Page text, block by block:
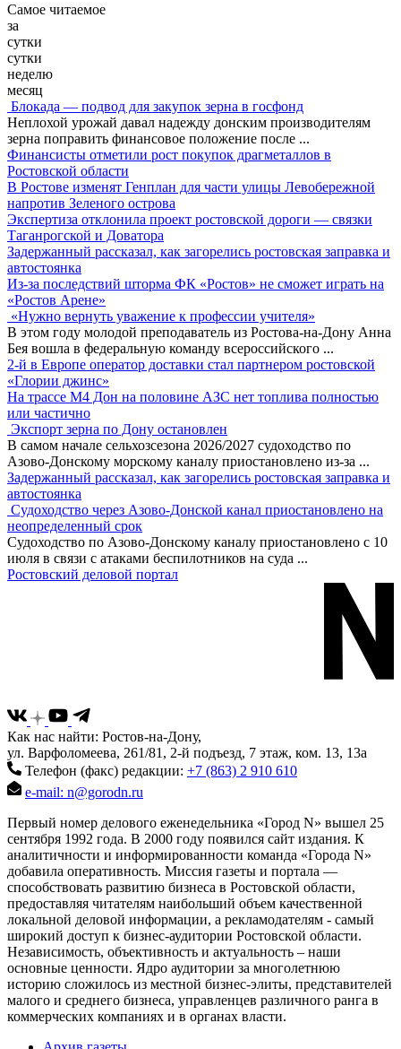
Самое читаемое
за
сутки
сутки
неделю
месяц
Блокада — подвод для закупок зерна в госфонд
Неплохой урожай давал надежду донским производителям
зерна поправить финансовое положение после ...
Финансисты отметили рост покупок драгметаллов в
Ростовской области
В Ростове изменят Генплан для части улицы Левобережной
напротив Зеленого острова
Экспертиза отклонила проект ростовской дороги — связки
Таганрогской и Доватора
Задержанный рассказал, как загорелись ростовская заправка и
автостоянка
Из-за последствий шторма ФК «Ростов» не сможет играть на
«Ростов Арене»
«Нужно вернуть уважение к профессии учителя»
В этом году молодой преподаватель из Ростова-на-Дону Анна
Бея вошла в федеральную команду всероссийского ...
2-й в Европе оператор доставки стал партнером ростовской
«Глории джинс»
На трассе М4 Дон на половине АЗС нет топлива полностью
или частично
Экспорт зерна по Дону остановлен
В самом начале сельхозсезона 2026/2027 судоходство по
Азово-Донскому морскому каналу приостановлено из-за ...
Задержанный рассказал, как загорелись ростовская заправка и
автостоянка
Судоходство через Азово-Донской канал приостановлено на
неопределенный срок
Судоходство по Азово-Донскому каналу приостановлено с 10
июля в связи с атаками беспилотников на суда ...
Ростовский деловой портал
Как нас найти: Ростов-на-Дону,
ул. Варфоломеева, 261/81, 2-й подъезд, 7 этаж, ком. 13, 13а
Телефон (факс) редакции: +7 (863) 2 910 610
e-mail: n@gorodn.ru
Первый номер делового еженедельника «Город N» вышел 25
сентября 1992 года. В 2000 году появился сайт издания. К
аналитичности и информированности команда «Города N»
добавила оперативность. Миссия газеты и портала —
способствовать развитию бизнеса в Ростовской области,
предоставляя читателям наибольший объем качественной
локальной деловой информации, а рекламодателям - самый
широкий доступ к бизнес-аудитории Ростовской области.
Независимость, объективность и актуальность – наши
основные ценности. Ядро аудитории за многолетнюю
историю сложилось из местной бизнес-элиты, представителей
малого и среднего бизнеса, управленцев различного ранга в
коммерческих компаниях и в органах власти.